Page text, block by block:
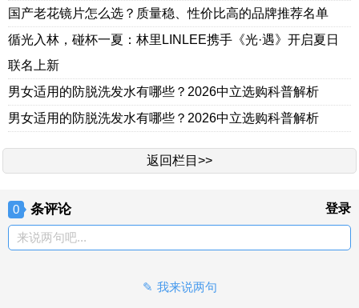
国产老花镜片怎么选？质量稳、性价比高的品牌推荐名单
循光入林，碰杯一夏：林里LINLEE携手《光·遇》开启夏日
联名上新
男女适用的防脱洗发水有哪些？2026中立选购科普解析
男女适用的防脱洗发水有哪些？2026中立选购科普解析
返回栏目>>
0 条评论 登录
来说两句吧...
我来说两句